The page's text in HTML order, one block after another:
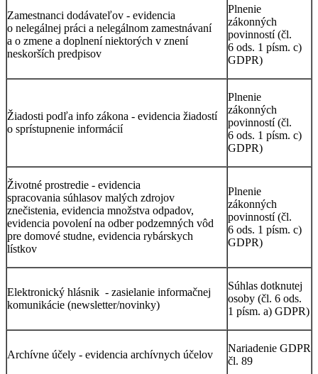
Zamestnanci dodávateľov - evidencia
o nelegálnej práci a nelegálnom zamestnávaní
a o zmene a doplnení niektorých v znení
neskorších predpisov
Plnenie
zákonných
povinností (čl.
6 ods. 1 písm. c)
GDPR)
Žiadosti podľa info zákona - evidencia žiadostí
o sprístupnenie informácií
Plnenie
zákonných
povinností (čl.
6 ods. 1 písm. c)
GDPR)
Životné prostredie - evidencia
spracovania súhlasov malých zdrojov
znečistenia, evidencia množstva odpadov,
evidencia povolení na odber podzemných vôd
pre domové studne, evidencia rybárskych
lístkov
Plnenie
zákonných
povinností (čl.
6 ods. 1 písm. c)
GDPR)
Elektronický hlásnik - zasielanie informačnej
komunikácie (newsletter/novinky)
Súhlas dotknutej
osoby (čl. 6 ods.
1 písm. a) GDPR)
Archívne účely - evidencia archívnych účelov
Nariadenie GDPR
čl. 89